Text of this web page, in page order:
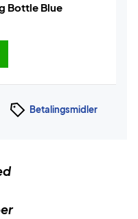
Bottle Blue
Betalingsmidler